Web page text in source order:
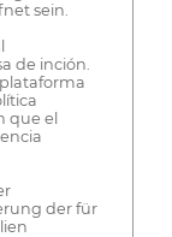
sein.
de inción.
que el
der für